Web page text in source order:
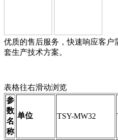
优质的售后服务，快速响应客户
套生产技术方案。
表格往右滑动浏览
参
数
名
称
单位 TSY-MW32